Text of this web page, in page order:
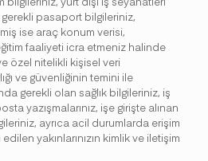
pasaport bilgileriniz,
ise araç konum verisi,
faaliyeti icra etmeniz halinde
özel nitelikli kişisel veri
ve güvenliğinin temini ile
gerekli olan sağlık bilgileriniz, iş
yazışmalarınız, işe girişte alınan
ayrıca acil durumlarda erişim
yakınlarınızın kimlik ve iletişim